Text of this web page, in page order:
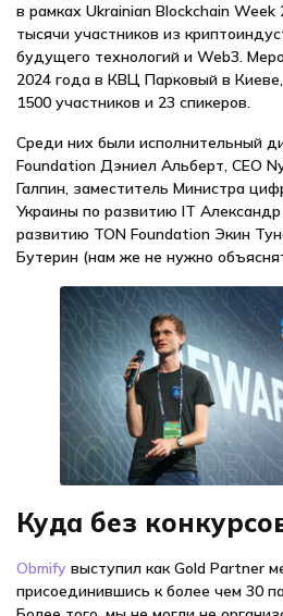
в рамках Ukrainian Blockchain Week
тысячи участников из
будущего технологий и Web3.
2024 года в КВЦ Парковый в
1500 участников и 23 спикеров.
Среди них были исполнительный
Foundation Дэниел Альберт, СЕО
Галпин, заместитель Министра
Украины по развитию IT
развитию TON Foundation Экин
Бутерин (нам же не нужно
Куда без
Obmify выступил как Gold Partner
присоединившись к более чем 30